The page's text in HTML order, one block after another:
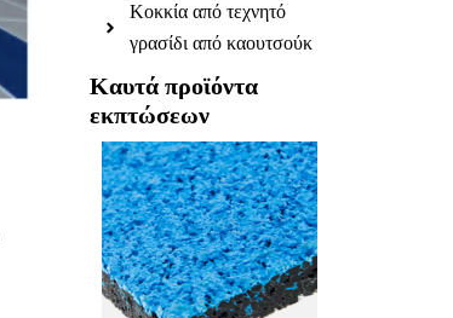
Κοκκία από τεχνητό
γρασίδι από καουτσούκ
Καυτά προϊόντα
εκπτώσεων